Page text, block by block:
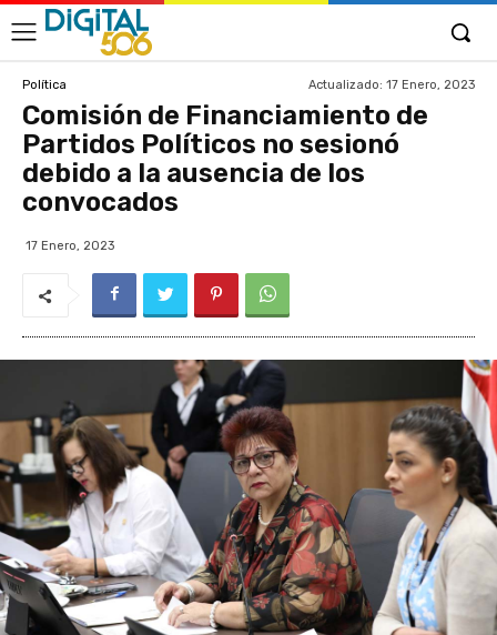
Política Actualizado: 17 Enero, 2023
Comisión de Financiamiento de
Partidos Políticos no sesionó
debido a la ausencia de los
convocados
17 Enero, 2023